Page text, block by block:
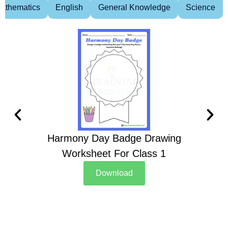
English General Knowledge Science
Harmony Day Badge Drawing
Worksheet For Class 1
Download